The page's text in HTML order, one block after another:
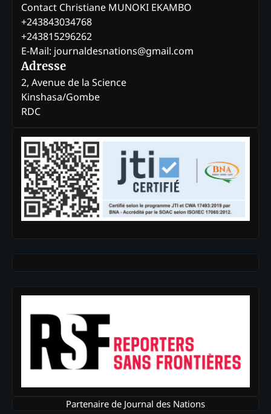
Contact Christiane MUNOKI EKAMBO
+243843034768
+243815296262
E-Mail: journaldesnations@gmail.com
Adresse
2, Avenue de la Science
Kinshasa/Gombe
RDC
Partenaire de Journal des Nations